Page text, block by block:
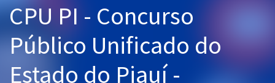
Cursos 20% OFF
Pós
Graduação
CPU PI - Concurso
Público Unificado do
Estado do Piauí -